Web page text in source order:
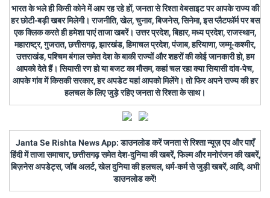
भारत के भले ही किसी कोने में आप रह रहे हों, जनता से रिश्ता वेबसाइट पर आपके राज्य की
हर छोटी-बड़ी खबर मिलेगी। राजनीति, खेल, चुनाव, बिजनेस, सिनेमा, इस प्लैटफॉर्म पर बस
एक क्लिक करते ही हमेशा पाएं ताजा खबरें। उत्तर प्रदेश, बिहार, मध्य प्रदेश, राजस्थान,
महाराष्ट्र, गुजरात, छत्तीसगढ़, झारखंड, हिमाचल प्रदेश, पंजाब, हरियाणा, जम्मू-कश्मीर,
उत्तराखंड, पश्चिम बंगाल समेत देश के बाकी राज्यों और शहरों की कोई जानकारी हो, हम
आपको देते हैं। सियासी रण हो या बजट का मौसम, कहां चल रहा क्या सियासी दांव-पेच,
आपके गांव में किसकी सरकार, हर अपडेट यहां आपको मिलेंगे। तो फिर अपने राज्य की हर
हलचल के लिए जुड़े रहिए जनता से रिश्ता के साथ।
Janta Se Rishta News App: डाउनलोड करें जनता से रिश्ता न्यूज़ एप और पाएँ
हिंदी में ताजा समाचार, छत्तीसगढ़ समेत देश-दुनिया की खबरें, फिल्म और मनोरंजन की खबरें,
बिज़नेस अपडेट्स, जॉब अलर्ट, खेल दुनिया की हलचल, धर्म-कर्म से जुड़ी खबरें, आदि, अभी
डाउनलोड करें!